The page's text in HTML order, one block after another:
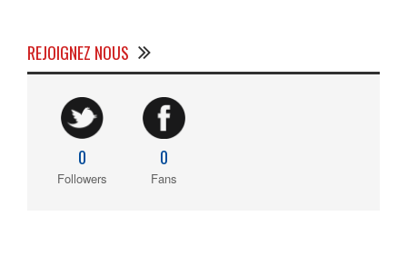
REJOIGNEZ NOUS
0
Followers
0
Fans